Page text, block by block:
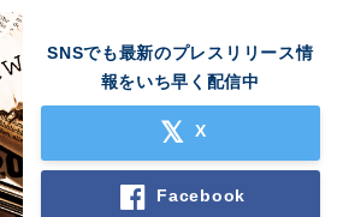
SNSでも最新のプレスリリース情
報をいち早く配信中
X
Facebook